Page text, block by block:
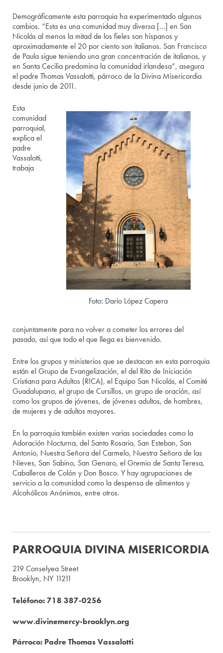
Demográficamente esta parroquia ha experimentado algunos
cambios. “Esta es una comunidad muy diversa […] en San
Nicolás al menos la mitad de los fieles son hispanos y
aproximadamente el 20 por ciento son italianos. San Francisco
de Paula sigue teniendo una gran concentración de italianos, y
en Santa Cecilia predomina la comunidad irlandesa”, asegura
el padre Thomas Vassalotti, párroco de la Divina Misericordia
desde junio de 2011.
Foto: Darío López Capera
Esta
comunidad
parroquial,
explica el
padre
Vassalotti,
trabaja
conjuntamente para no volver a cometer los errores del
pasado, así que todo el que llega es bienvenido.
Entre los grupos y ministerios que se destacan en esta parroquia
están el Grupo de Evangelización, el del Rito de Iniciación
Cristiana para Adultos (RICA), el Equipo San Nicolás, el Comité
Guadalupano, el grupo de Cursillos, un grupo de oración, así
como los grupos de jóvenes, de jóvenes adultos, de hombres,
de mujeres y de adultos mayores.
En la parroquia también existen varias sociedades como la
Adoración Nocturna, del Santo Rosario, San Esteban, San
Antonio, Nuestra Señora del Carmelo, Nuestra Señora de las
Nieves, San Sabino, San Genaro, el Gremio de Santa Teresa,
Caballeros de Colón y Don Bosco. Y hay agrupaciones de
servicio a la comunidad como la despensa de alimentos y
Alcohólicos Anónimos, entre otros.
PARROQUIA DIVINA MISERICORDIA
219 Conselyea Street
Brooklyn, NY 11211
Teléfono: 718 387-0256
www.divinemercy-brooklyn.org
Párroco: Padre Thomas Vassalotti